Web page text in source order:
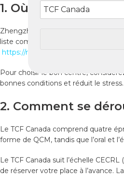
1. Où passer le TCF
Zhengzhou dispose de centres
liste complète et officielle des
https://reussir-tcfcanada.com/
Pour choisir le bon centre,
bonnes conditions et réduit le
2. Comment se
Le TCF Canada comprend quatre
forme de QCM, tandis que l’oral et
Le TCF Canada suit l’échelle
de réserver votre place à l’avance.